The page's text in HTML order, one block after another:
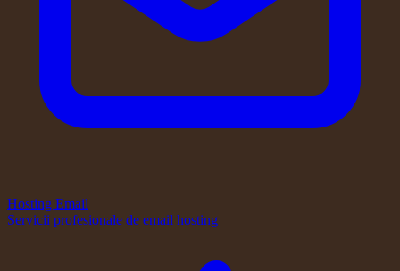
Hosting Email
Servicii profesionale de email hosting